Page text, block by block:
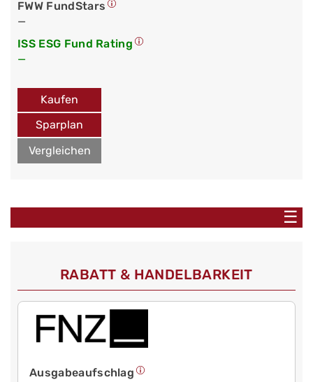
FWW FundStars
—
ISS ESG Fund Rating
—
Kaufen
Sparplan
Vergleichen
☰
RABATT & HANDELBARKEIT
Ausgabeaufschlag